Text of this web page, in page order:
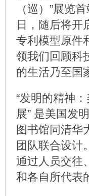
（巡）”展览
日，随后将开
专利模型原件
领我们回顾科
的生活乃至国
“发明的精神
展” 是美国发
图书馆同清华
团队联合设计
通过人员交往
和各自所代表